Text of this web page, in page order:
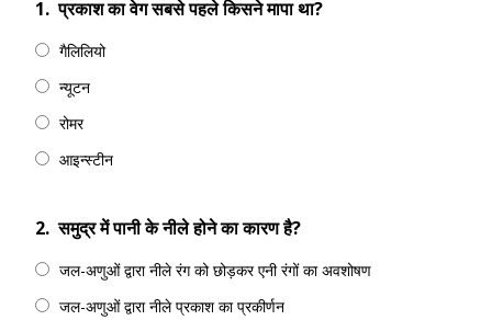
1. प्रकाश का वेग सबसे पहले किसने मापा था?
गैलिलियो
न्यूटन
रोमर
आइन्स्टीन
2. समुद्र में पानी के नीले होने का कारण है?
जल-अणुओं द्वारा नीले रंग को छोड़कर एनी रंगों का अवशोषण
जल-अणुओं द्वारा नीले प्रकाश का प्रकीर्णन